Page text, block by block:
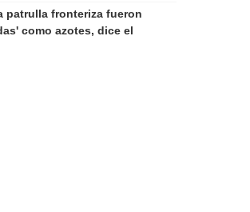
patrulla fronteriza fueron
como azotes, dice el